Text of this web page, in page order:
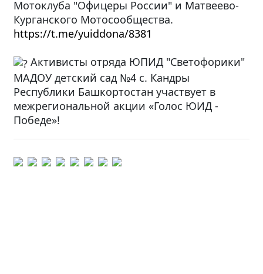
Мотоклуба "Офицеры России" и Матвеево-
Курганского Мотосообщества.
https://t.me/yuiddona/8381
Активисты отряда ЮПИД "Светофорики"
МАДОУ детский сад №4 с. Кандры
Республики Башкортостан участвует в
межрегиональной акции «Голос ЮИД -
Победе»!